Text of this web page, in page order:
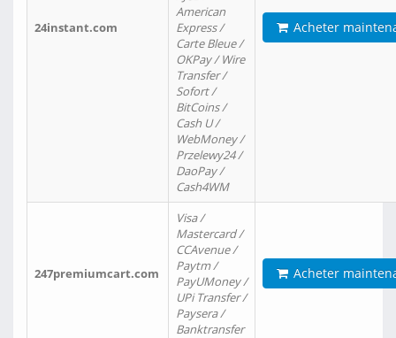
24instant.com
American
Express /
Carte Bleue /
OKPay / Wire
Transfer /
Sofort /
BitCoins /
Cash U /
WebMoney /
Przelewy24 /
DaoPay /
Cash4WM
Acheter
247premiumcart.com
Visa /
Mastercard /
CCAvenue /
Paytm /
PayUMoney /
UPi Transfer /
Paysera /
Banktransfer
Acheter